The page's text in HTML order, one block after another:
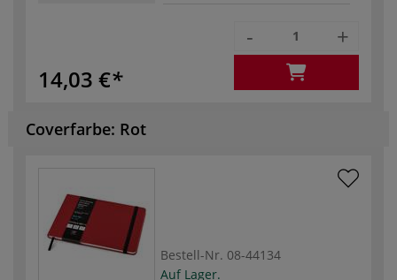
14,03 €
- +
Coverfarbe: Rot
Bestell-Nr. 08-44134
Auf Lager.